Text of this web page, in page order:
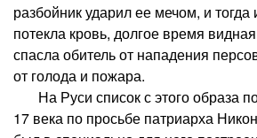
разбойник ударил ее мечом, и тогда
потекла кровь, долгое время
спасла обитель от нападения
от голода и пожара.
На Руси список с этого образа
17 века по просьбе патриарха